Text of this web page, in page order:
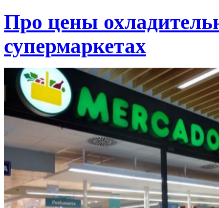
Про цены
супермаркетах